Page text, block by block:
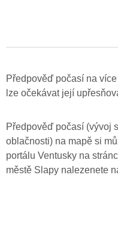
Předpověď počasí na
lze očekávat její
Předpověď počasí (vývoj
oblačnosti) na mapě si
portálu Ventusky na
městě Slapy nalezenete